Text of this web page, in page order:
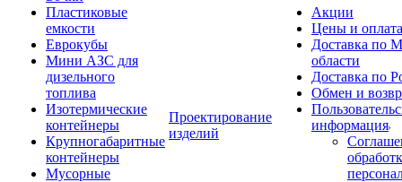
Пластиковые
емкости
Еврокубы
Мини АЗС для
дизельного
топлива
Изотермические
контейнеры
Крупногабаритные
контейнеры
Мусорные
Проектирование
изделий
Акции
Цены и оплата
Доставка по
области
Доставка по
Обмен и
информация